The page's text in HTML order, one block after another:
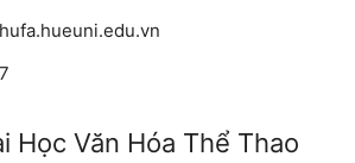
Học Văn Hóa Thể Thao